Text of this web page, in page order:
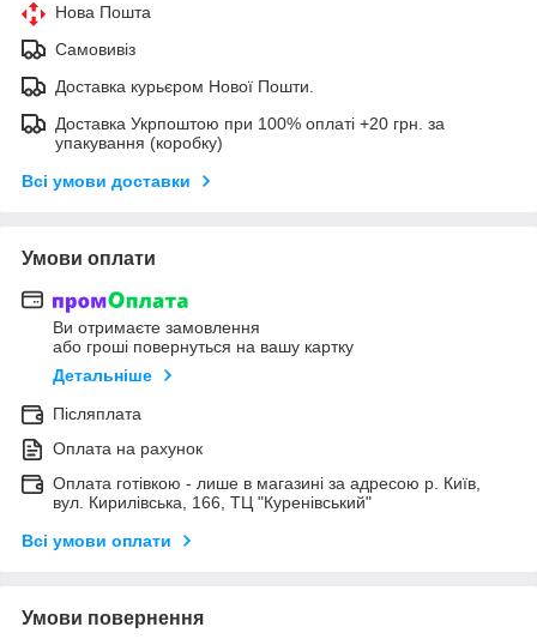
Нова Пошта
Самовивіз
Доставка курьєром Нової Пошти.
Доставка Укрпоштою при 100% оплаті +20 грн. за
упакування (коробку)
Всі умови доставки
Умови оплати
Ви отримаєте замовлення
або гроші повернуться на вашу картку
Детальніше
Післяплата
Оплата на рахунок
Оплата готівкою - лише в магазині за адресою р. Київ,
вул. Кирилівська, 166, ТЦ "Куренівський"
Всі умови оплати
Умови повернення